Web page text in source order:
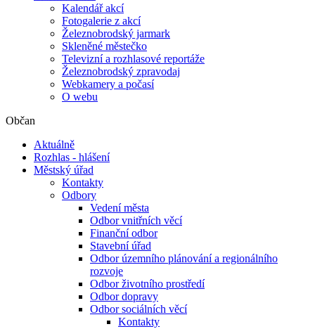
Kalendář akcí
Fotogalerie z akcí
Železnobrodský jarmark
Skleněné městečko
Televizní a rozhlasové reportáže
Železnobrodský zpravodaj
Webkamery a počasí
O webu
Občan
Aktuálně
Rozhlas - hlášení
Městský úřad
Kontakty
Odbory
Vedení města
Odbor vnitřních věcí
Finanční odbor
Stavební úřad
Odbor územního plánování a regionálního
rozvoje
Odbor životního prostředí
Odbor dopravy
Odbor sociálních věcí
Kontakty